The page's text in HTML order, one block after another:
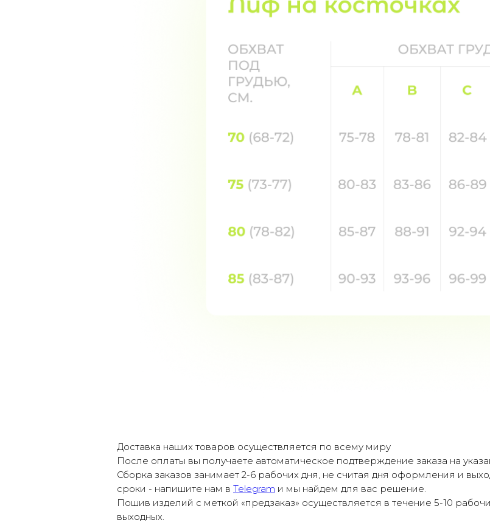
Доставка наших товаров осуществляется по всему миру
После оплаты вы получаете автоматическое подтверждение заказа на
Сборка заказов занимает 2-6 рабочих дня, не считая дня оформления и
сроки - напишите нам в Telegram и мы найдем для вас решение.
Пошив изделий с меткой «предзаказ» осуществляется в течение 5-10
выходных.